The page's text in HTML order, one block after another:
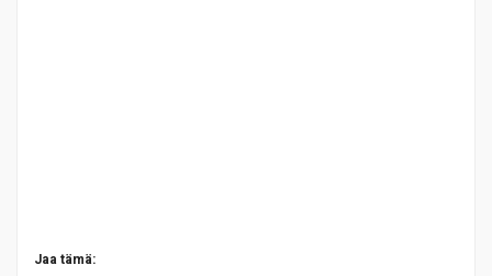
Jaa tämä: